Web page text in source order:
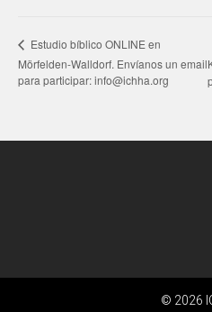
Estudio bíblico ONLINE en
Mörfelden-Walldorf. Envíanos un email
para participar: info@ichha.org
© 2026